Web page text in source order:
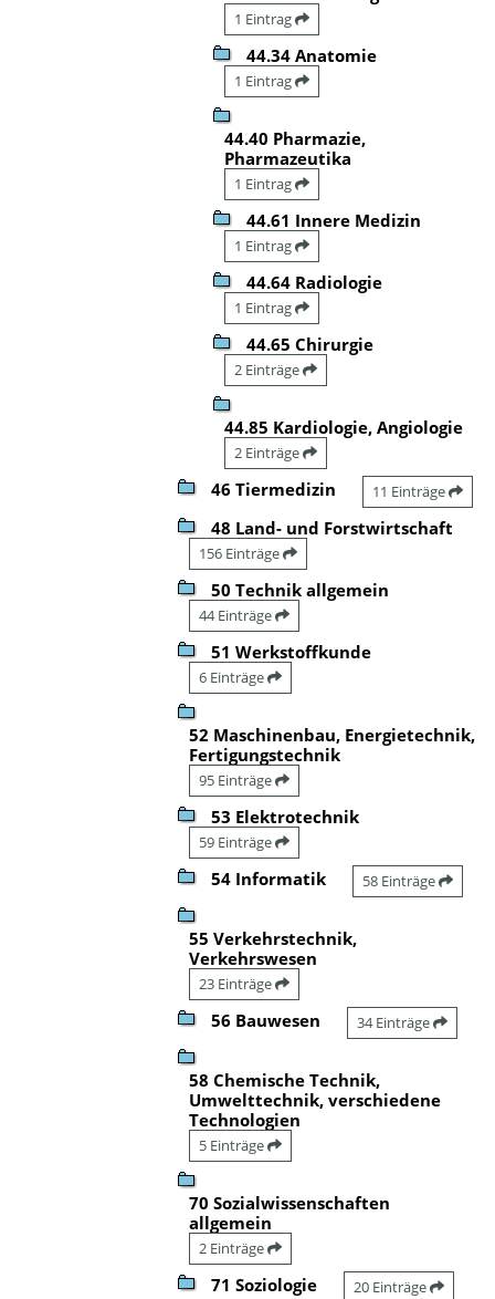
1 Eintrag
44.34 Anatomie
1 Eintrag
44.40 Pharmazie,
Pharmazeutika
1 Eintrag
44.61 Innere Medizin
1 Eintrag
44.64 Radiologie
1 Eintrag
44.65 Chirurgie
2 Einträge
44.85 Kardiologie, Angiologie
2 Einträge
46 Tiermedizin 11 Einträge
48 Land- und Forstwirtschaft
156 Einträge
50 Technik allgemein
44 Einträge
51 Werkstoffkunde
6 Einträge
52 Maschinenbau, Energietechnik,
Fertigungstechnik
95 Einträge
53 Elektrotechnik
59 Einträge
54 Informatik 58 Einträge
55 Verkehrstechnik,
Verkehrswesen
23 Einträge
56 Bauwesen 34 Einträge
58 Chemische Technik,
Umwelttechnik, verschiedene
Technologien
5 Einträge
70 Sozialwissenschaften
allgemein
2 Einträge
71 Soziologie 20 Einträge